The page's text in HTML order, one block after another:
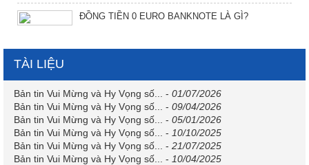
ĐỒNG TIỀN 0 EURO BANKNOTE LÀ GÌ?
TÀI LIỆU
Bản tin Vui Mừng và Hy Vọng số... - 01/07/2026
Bản tin Vui Mừng và Hy Vọng số...
- 09/04/2026
Bản tin Vui Mừng và Hy Vọng số...
- 05/01/2026
Bản tin Vui Mừng và Hy Vọng số...
- 10/10/2025
Bản tin Vui Mừng và Hy Vọng số...
- 21/07/2025
Bản tin Vui Mừng và Hy Vọng số...
- 10/04/2025